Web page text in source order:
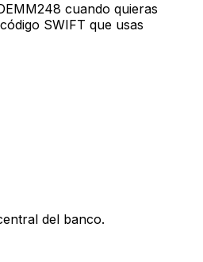
cuando quieras
SWIFT que usas
del banco.